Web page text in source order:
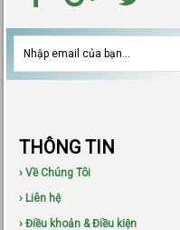
THÔNG TIN
› Về Chúng Tôi
› Liên hệ
› Điều khoản & Điều kiện